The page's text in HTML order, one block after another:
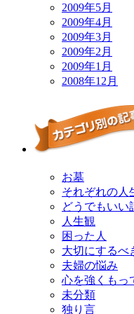
2009年5月
2009年4月
2009年3月
2009年2月
2009年1月
2008年12月
お墓
それぞれの人
どうでもいい
人生観
困った人
大切にするべ
夫婦の悩み
心を強くもっ
未分類
独り言